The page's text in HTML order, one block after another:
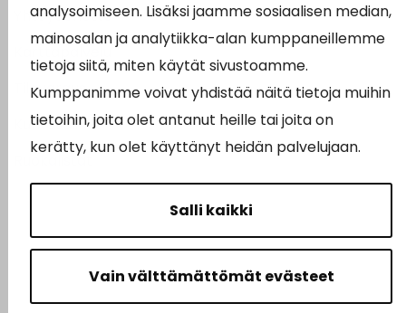
analysoimiseen. Lisäksi jaamme sosiaalisen median,
mainosalan ja analytiikka-alan kumppaneillemme
tietoja siitä, miten käytät sivustoamme.
Kumppanimme voivat yhdistää näitä tietoja muihin
tietoihin, joita olet antanut heille tai joita on
kerätty, kun olet käyttänyt heidän palvelujaan.
Salli kaikki
Vain välttämättömät evästeet
Yhteydenotto
Tilavaraus
Kuntosali
Ruokalistat